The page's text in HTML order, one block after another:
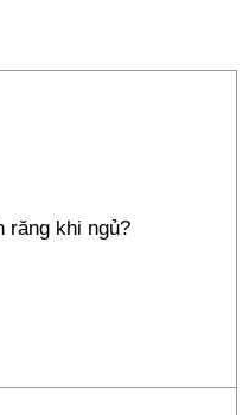
răng khi ngủ?